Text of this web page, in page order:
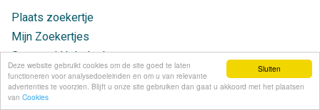
Sluiten
Deze website gebruikt cookies om de site goed te laten
functioneren voor analysedoeleinden en om u van relevante
advertenties te voorzien. Blijft u onze site gebruiken dan gaat u akkoord met het plaatsen
van Cookies
Plaats zoekertje
Mijn Zoekertjes
Contact / Helpdesk
Nieuw geplaatst